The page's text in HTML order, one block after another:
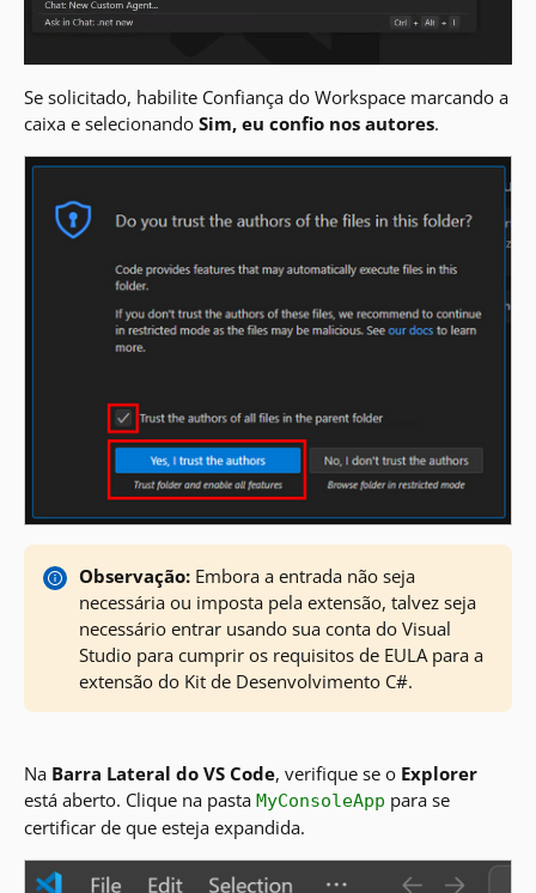
Se solicitado, habilite Confiança do Workspace marcando a
caixa e selecionandoSim, eu confio nos autores.
Observação: Embora a entrada não seja
necessária ou imposta pela extensão, talvez seja
necessário entrar usando sua conta do Visual
Studio para cumprir os requisitos de EULA para a
extensão do Kit de Desenvolvimento C#.
Na Barra Lateral do VS Code, verifique se o Explorer
está aberto. Clique na pastaMyConsoleApp para se
certificar de que esteja expandida.